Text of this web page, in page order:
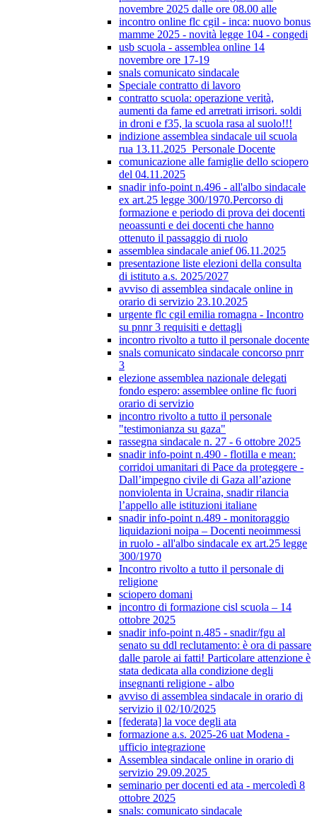
novembre 2025 dalle ore 08.00 alle
incontro online flc cgil - inca: nuovo bonus
mamme 2025 - novità legge 104 - congedi
usb scuola - assemblea online 14
novembre ore 17-19
snals comunicato sindacale
Speciale contratto di lavoro
contratto scuola: operazione verità,
aumenti da fame ed arretrati irrisori. soldi
in droni e f35, la scuola rasa al suolo!!!
indizione assemblea sindacale uil scuola
rua 13.11.2025_Personale Docente
comunicazione alle famiglie dello sciopero
del 04.11.2025
snadir info-point n.496 - all'albo sindacale
ex art.25 legge 300/1970.Percorso di
formazione e periodo di prova dei docenti
neoassunti e dei docenti che hanno
ottenuto il passaggio di ruolo
assemblea sindacale anief 06.11.2025
presentazione liste elezioni della consulta
di istituto a.s. 2025/2027
avviso di assemblea sindacale online in
orario di servizio 23.10.2025
urgente flc cgil emilia romagna - Incontro
su pnnr 3 requisiti e dettagli
incontro rivolto a tutto il personale docente
snals comunicato sindacale concorso pnrr
3
elezione assemblea nazionale delegati
fondo espero: assemblee online flc fuori
orario di servizio
incontro rivolto a tutto il personale
"testimonianza su gaza"
rassegna sindacale n. 27 - 6 ottobre 2025
snadir info-point n.490 - flotilla e mean:
corridoi umanitari di Pace da proteggere -
Dall’impegno civile di Gaza all’azione
nonviolenta in Ucraina, snadir rilancia
l’appello alle istituzioni italiane
snadir info-point n.489 - monitoraggio
liquidazioni noipa – Docenti neoimmessi
in ruolo - all'albo sindacale ex art.25 legge
300/1970
Incontro rivolto a tutto il personale di
religione
sciopero domani
incontro di formazione cisl scuola – 14
ottobre 2025
snadir info-point n.485 - snadir/fgu al
senato su ddl reclutamento: è ora di passare
dalle parole ai fatti! Particolare attenzione è
stata dedicata alla condizione degli
insegnanti religione - albo
avviso di assemblea sindacale in orario di
servizio il 02/10/2025
[federata] la voce degli ata
formazione a.s. 2025-26 uat Modena -
ufficio integrazione
Assemblea sindacale online in orario di
servizio 29.09.2025
seminario per docenti ed ata - mercoledì 8
ottobre 2025
snals: comunicato sindacale